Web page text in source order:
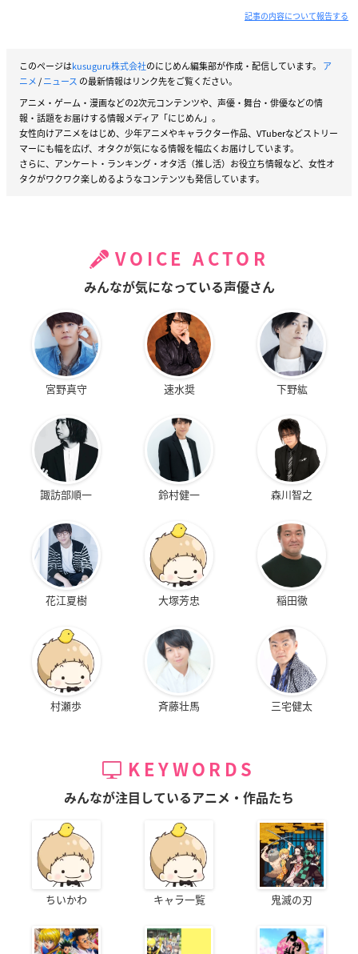
記事の内容について報告する
このページはkusuguru株式会社のにじめん編集部が作成・配信しています。 ア
ニメ/ニュース の最新情報はリンク先をご覧ください。
アニメ・ゲーム・漫画などの2次元コンテンツや、声優・舞台・俳優などの情
報・話題をお届けする情報メディア「にじめん」。
女性向けアニメをはじめ、少年アニメやキャラクター作品、VTuberなどストリー
マーにも幅を広げ、オタクが気になる情報を幅広くお届けしています。
さらに、アンケート・ランキング・オタ活（推し活）お役立ち情報など、女性オ
タクがワクワク楽しめるようなコンテンツも発信しています。
VOICE ACTOR
みんなが気になっている声優さん
宮野真守 速水奨 下野紘
諏訪部順一 鈴村健一 森川智之
花江夏樹 大塚芳忠 稲田徹
村瀬歩 斉藤壮馬 三宅健太
KEYWORDS
みんなが注目しているアニメ・作品たち
ちいかわ キャラ一覧 鬼滅の刃